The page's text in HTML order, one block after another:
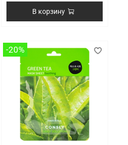
В корзину
-20%